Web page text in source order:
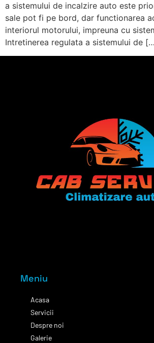
a sistemului de incalzire auto este
sale pot fi pe bord, dar functionarea
interiorul motorului, impreuna cu
Intretinerea regulata a sistemului de
Meniu
Acasa
Servicii
Despre noi
Galerie